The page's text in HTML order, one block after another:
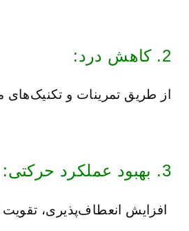
2. کاهش درد:
از طریق تمرینات و تکنیک‌های
3. بهبود عملکرد حرکتی:
افزایش انعطاف‌پذیری، تقویت